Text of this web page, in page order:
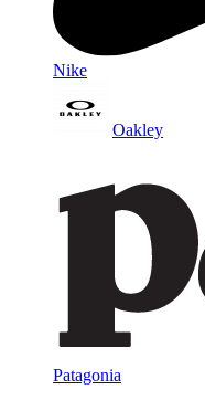
Nike
Oakley
Patagonia